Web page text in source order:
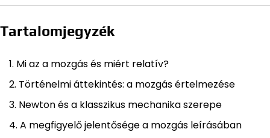
Tartalomjegyzék
Mi az a mozgás és miért relatív?
Történelmi áttekintés: a mozgás értelmezése
Newton és a klasszikus mechanika szerepe
A megfigyelő jelentősége a mozgás leírásában